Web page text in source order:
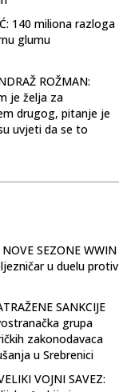
140 miliona razloga
glumu
ROŽMAN:
je želja za
drugog, pitanje je
uvjeti da se to
NOVE SEZONE WWIN
u duelu protiv
SANKCIJE
grupa
zakonodavaca
u Srebrenici
VOJNI SAVEZ: